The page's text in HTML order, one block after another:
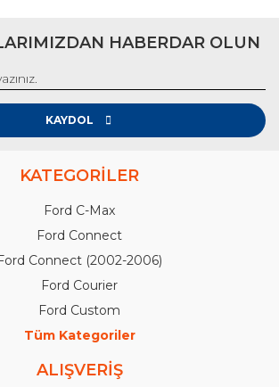
HABERDAR OLUN
KAYDOL
KATEGORİLER
Ford C-Max
Ford Connect
Connect (2002-2006)
Ford Courier
Ford Custom
Tüm Kategoriler
ALIŞVERİŞ